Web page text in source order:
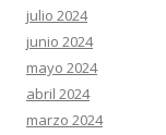
julio 2024
junio 2024
mayo 2024
abril 2024
marzo 2024